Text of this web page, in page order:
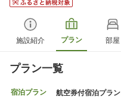
施設紹介 プラン 部屋
プラン一覧
宿泊プラン 航空券付宿泊プラン